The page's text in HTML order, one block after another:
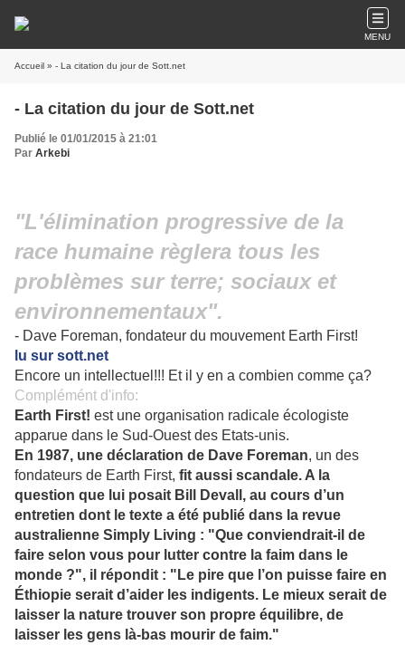
MENU
Accueil » - La citation du jour de Sott.net
- La citation du jour de Sott.net
Publié le 01/01/2015 à 21:01
Par Arkebi
"L'élimination progressive de la
race humaine règlera tous les
problèmes sur terre; sociaux et
environnementaux".
- Dave Foreman, fondateur du mouvement Earth First!
lu sur sott.net
Encore un intellectuel!!! Et il y en a combien comme ça?
Complémént d'info:
Earth First! est une organisation radicale écologiste
apparue dans le Sud-Ouest des Etats-unis.
En 1987, une déclaration de Dave Foreman, un des
fondateurs de Earth First, fit aussi scandale. A la
question que lui posait Bill Devall, au cours d’un
entretien dont le texte a été publié dans la revue
australienne Simply Living : "Que conviendrait-il de
faire selon vous pour lutter contre la faim dans le
monde ?", il répondit : "Le pire que l’on puisse faire en
Éthiopie serait d’aider les indigents. Le mieux serait de
laisser la nature trouver son propre équilibre, de
laisser les gens là-bas mourir de faim."